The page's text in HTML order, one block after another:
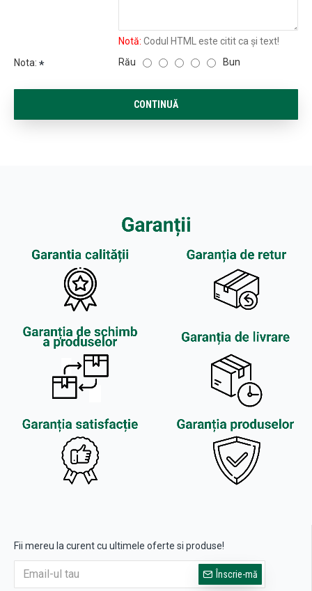
Notă: Codul HTML este citit ca şi text!
Nota:
Rău Bun
CONTINUĂ
Fii mereu la curent cu ultimele oferte si produse!
Înscrie-mă